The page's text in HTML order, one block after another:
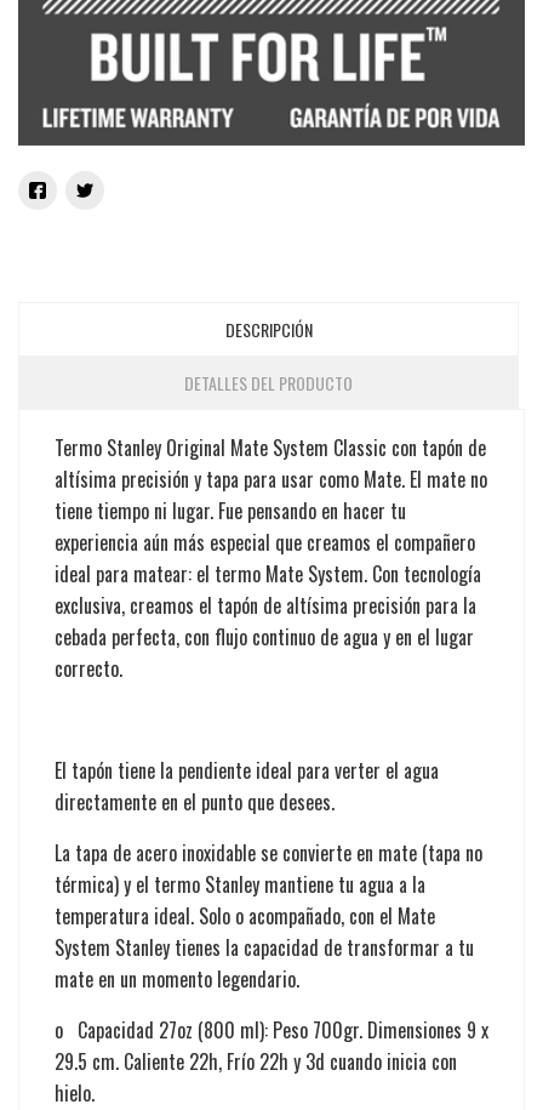
DESCRIPCIÓN
DETALLES DEL PRODUCTO
Termo Stanley Original Mate System Classic con tapón de
altísima precisión y tapa para usar como Mate. El mate no
tiene tiempo ni lugar. Fue pensando en hacer tu
experiencia aún más especial que creamos el compañero
ideal para matear: el termo Mate System. Con tecnología
exclusiva, creamos el tapón de altísima precisión para la
cebada perfecta, con flujo continuo de agua y en el lugar
correcto.
El tapón tiene la pendiente ideal para verter el agua
directamente en el punto que desees.
La tapa de acero inoxidable se convierte en mate (tapa no
térmica) y el termo Stanley mantiene tu agua a la
temperatura ideal. Solo o acompañado, con el Mate
System Stanley tienes la capacidad de transformar a tu
mate en un momento legendario.
o Capacidad 27oz (800 ml): Peso 700gr. Dimensiones 9 x
29.5 cm. Caliente 22h, Frío 22h y 3d cuando inicia con
hielo.